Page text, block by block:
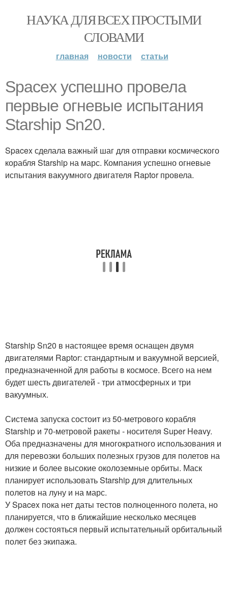
НАУКА ДЛЯ ВСЕХ ПРОСТЫМИ
СЛОВАМИ
главная новости статьи
Spacex успешно провела
первые огневые испытания
Starship Sn20.
Spacex сделала важный шаг для отправки космического
корабля Starship на марс. Компания успешно огневые
испытания вакуумного двигателя Raptor провела.
Starship Sn20 в настоящее время оснащен двумя
двигателями Raptor: стандартным и вакуумной версией,
предназначенной для работы в космосе. Всего на нем
будет шесть двигателей - три атмосферных и три
вакуумных.
Система запуска состоит из 50-метрового корабля
Starship и 70-метровой ракеты - носителя Super Heavy.
Оба предназначены для многократного использования и
для перевозки больших полезных грузов для полетов на
низкие и более высокие околоземные орбиты. Маск
планирует использовать Starship для длительных
полетов на луну и на марс.
У Spacex пока нет даты тестов полноценного полета, но
планируется, что в ближайшие несколько месяцев
должен состояться первый испытательный орбитальный
полет без экипажа.